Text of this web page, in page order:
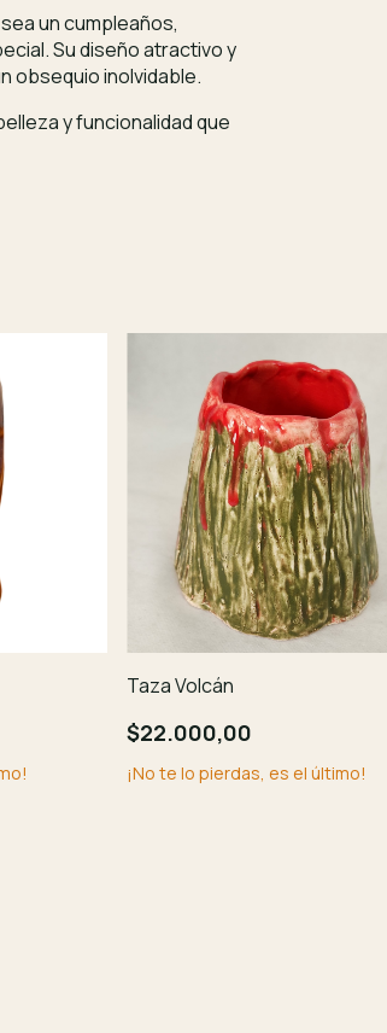
un cumpleaños,
Su diseño atractivo y
obsequio inolvidable.
y funcionalidad que
Taza Volcán
$22.000,00
¡No te lo pierdas, es el último!